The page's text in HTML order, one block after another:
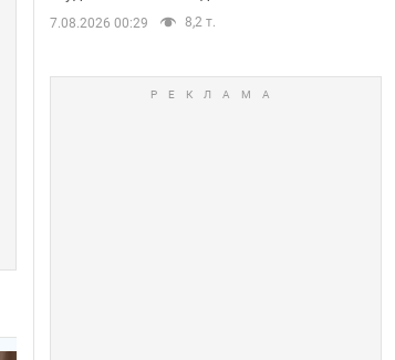
7.08.2026 00:29 8,2 т.